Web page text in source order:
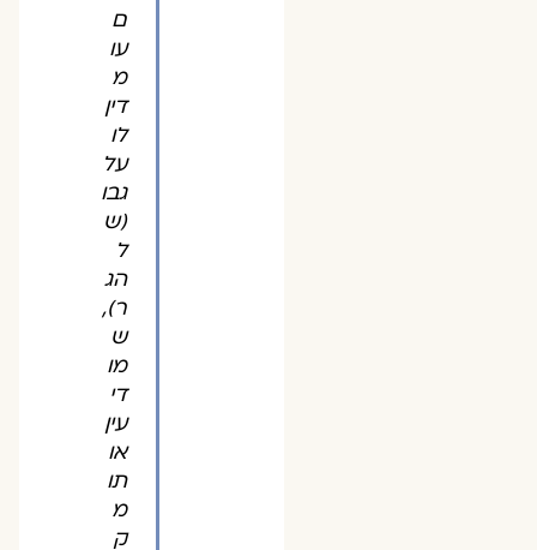
ם
עו
מ
דין
לו
על
גבו
(ש
ל
הג
ר),
ש
מו
די
עין
או
תו
מ
ק